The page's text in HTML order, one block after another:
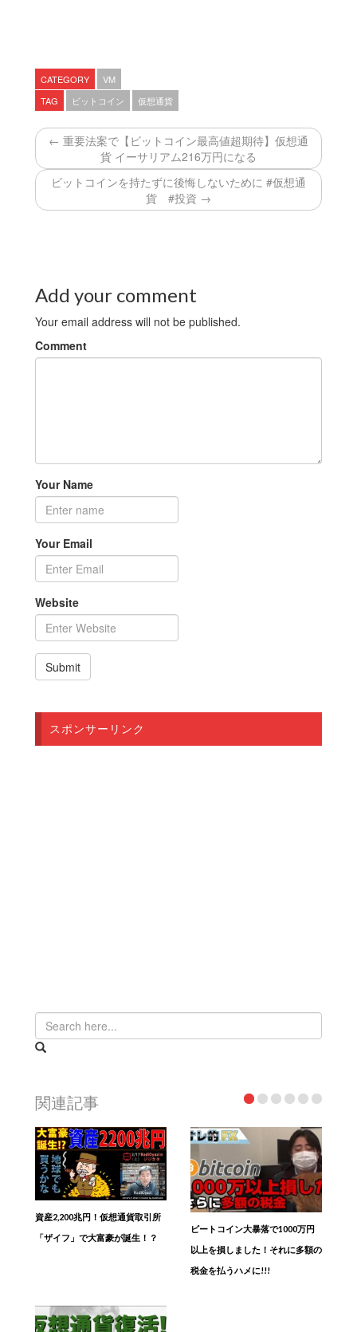
CATEGORY
VM
TAG
ビットコイン 仮想通貨
← 重要法案で【ビットコイン最高値超期待】仮想通
貨 イーサリアム216万円になる
ビットコインを持たずに後悔しないために #仮想通
貨 #投資 →
Add your comment
Your email address will not be published.
Comment
Your Name
Your Email
Website
スポンサーリンク
関連記事
資産2,200兆円！仮想通貨取引所
「ザイフ」で大富豪が誕生！？
ビートコイン大暴落で1000万円
以上を損しました！それに多額の
税金を払うハメに!!!